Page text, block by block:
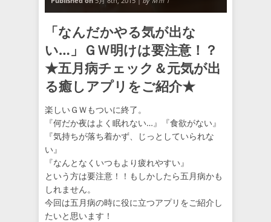
「なんだかやる気が出な
い…」ＧＷ明けは要注意！？
★五月病チェック＆元気が出
る癒しアプリをご紹介★
楽しいＧＷもついに終了。
『何だか夜はよく眠れない…』『食欲がない』
『気持ちが落ち着かず、じっとしていられな
い』
『なんとなくいつもより疲れやすい』
という方は要注意！！もしかしたら五月病かも
しれません。
今回は五月病の時に役に立つアプリをご紹介し
たいと思います！